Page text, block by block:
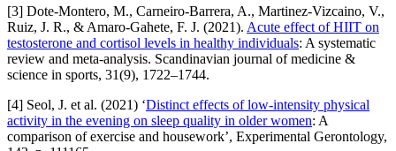
[3] Dote-Montero, M., Carneiro-Barrera, A., Martinez-Vizcaino, V.,
Ruiz, J. R., & Amaro-Gahete, F. J. (2021). Acute effect of HIIT on
testosterone and cortisol levels in healthy individuals: A systematic
review and meta-analysis. Scandinavian journal of medicine &
science in sports, 31(9), 1722–1744.
[4] Seol, J. et al. (2021) ‘Distinct effects of low-intensity physical
activity in the evening on sleep quality in older women: A
comparison of exercise and housework’, Experimental Gerontology,